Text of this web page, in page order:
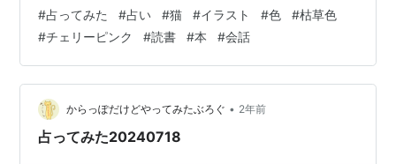
日の運勢にするもよし夜 🌛読んで明日の運勢にするもよ
し来週、来月の…なんてのもありでご自由にして頂けれ
ばと考えています。 それではやってみよう('ω')ﾉ 次の２
色のうち、どちらかを選んでください。結果は下～ ～～
結果 ～～ 枯草色を選んだ方… 読書で気持ちが充実しそう
(…
#占ってみた #占い #猫 #イラスト #色 #枯草色
#チェリーピンク #読書 #本 #会話
からっぽだけどやってみたぶろぐ • 2年前
占ってみた20240718